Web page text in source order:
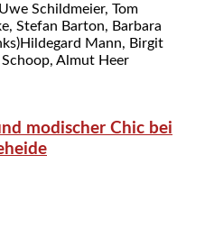
Schildmeier, Tom
Stefan Barton, Barbara
Mann, Birgit
Schoop, Almut Heer
modischer Chic bei